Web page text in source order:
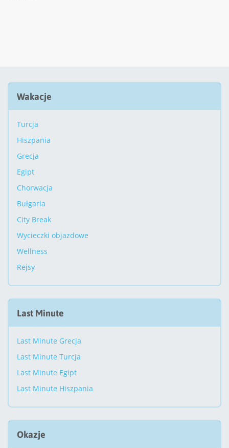
Wakacje
Turcja
Hiszpania
Grecja
Egipt
Chorwacja
Bułgaria
City Break
Wycieczki objazdowe
Wellness
Rejsy
Last Minute
Last Minute Grecja
Last Minute Turcja
Last Minute Egipt
Last Minute Hiszpania
Okazje